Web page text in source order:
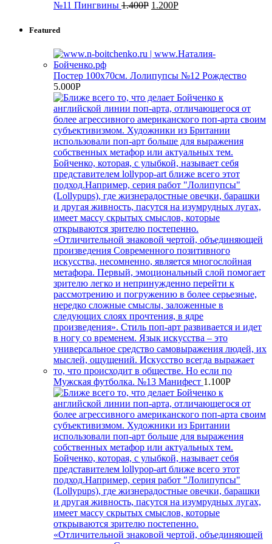
№11 Пингвины 1.400Р 1.200Р
Featured
Постер 100х70см. Лолипупсы №12 Рождество
5.000Р
Мужская футболка. №13 Манифест 1.100Р